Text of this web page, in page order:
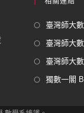
臺灣師大
臺灣師大
臺灣師大
獨數一閣